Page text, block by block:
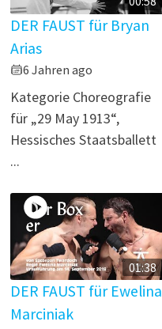
DER FAUST für Bryan
Arias
6 Jahren ago
Kategorie Choreografie
für „29 May 1913“,
Hessisches Staatsballett
...
01:38
DER FAUST für Ewelina
Marciniak